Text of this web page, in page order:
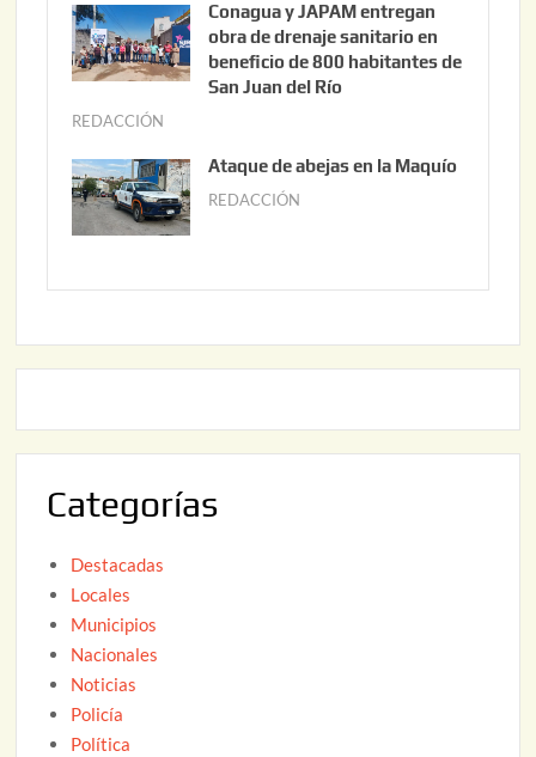
,
2
0
n
i
o
,
2
0
6
Conagua y JAPAM entregan
obra de drenaje sanitario en
beneficio de 800 habitantes de
San Juan del Río
REDACCIÓN
n
i
o
Ataque de abejas en la Maquío
REDACCIÓN
o
2
Categorías
Destacadas
Locales
Municipios
Nacionales
Noticias
Policía
Política